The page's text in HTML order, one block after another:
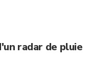
radar de pluie